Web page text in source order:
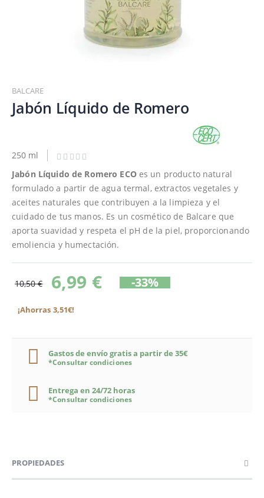
al
comienzo
de
de
BALCARE
Jabón Líquido de Romero
250 ml
Jabón Líquido de Romero ECOes un producto natural
formulado a partir de agua termal, extractos vegetales y
aceites naturales que contribuyen a la limpieza y el
cuidado de tus manos. Es un cosmético de Balcare que
aporta suavidad y respeta el pH de la piel, proporcionando
emoliencia y humectación.
10,50 € 6,99 € -33%
¡Ahorras 3,51€!
Gastos de envío gratis a partir de 35€
*Consultar condiciones
Entrega en 24/72 horas
*Consultar condiciones
PROPIEDADES